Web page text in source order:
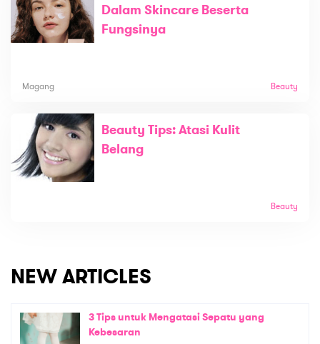
Dalam Skincare Beserta
Fungsinya
Magang Beauty
Beauty Tips: Atasi Kulit
Belang
Beauty
NEW ARTICLES
3 Tips untuk Mengatasi Sepatu yang
Kebesaran